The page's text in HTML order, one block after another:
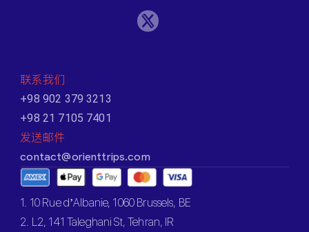
联系我们
+98 902 379 3213
+98 21 7105 7401
发送邮件
contact@orienttrips.com
1. 10 Rue d’Albanie, 1060 Brussels, BE
2. L2, 141 Taleghani St, Tehran, IR